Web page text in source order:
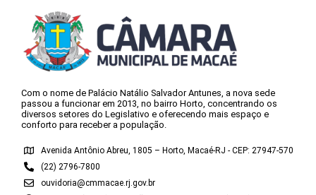
Com o nome de Palácio Natálio Salvador Antunes, a nova sede
passou a funcionar em 2013, no bairro Horto, concentrando os
diversos setores do Legislativo e oferecendo mais espaço e
conforto para receber a população.
Avenida Antônio Abreu, 1805 – Horto, Macaé-RJ - CEP: 27947-570
(22) 2796-7800
ouvidoria@cmmacae.rj.gov.br